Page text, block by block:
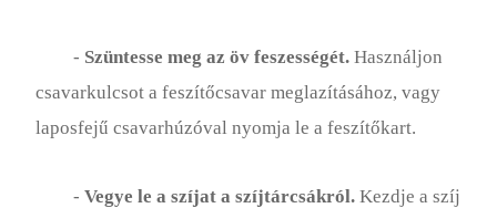
- Szüntesse meg az öv feszességét. Használjon
csavarkulcsot a feszítőcsavar meglazításához, vagy
laposfejű csavarhúzóval nyomja le a feszítőkart.
- Vegye le a szíjat a szíjtárcsákról. Kezdje a szíj